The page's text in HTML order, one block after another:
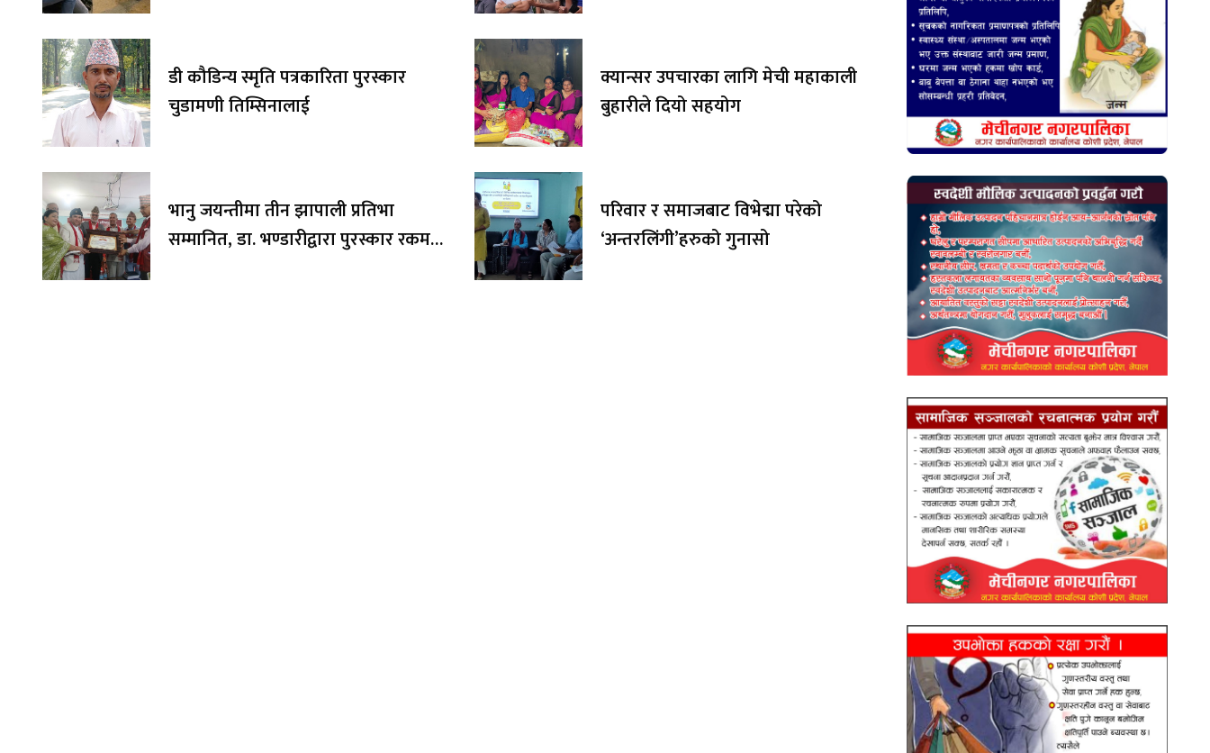
डी कौडिन्य स्मृति पत्रकारिता पुरस्कार
चुडामणी तिम्सिनालाई
भानु जयन्तीमा तीन झापाली प्रतिभा
सम्मानित, डा. भण्डारीद्वारा पुरस्कार रकम
क्यान्सर उपचारका लागि मेची महाकाली
बुहारीले दियो सहयोग
परिवार र समाजबाट विभेद्मा परेको
‘अन्तरलिंगी’हरुको गुनासो